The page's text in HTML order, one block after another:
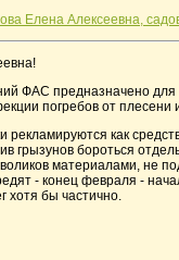
Елена Алексеевна,
ФАС предназначено для
погребов от плесени
рекламируются как
грызунов бороться
материалами, не
- конец февраля -
хотя бы частично.